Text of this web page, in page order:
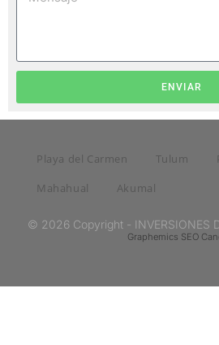
ENVIAR
Playa del Carmen Tulum
Mahahual
Akumal
© 2026 Copyright - INVERSIONES
Graphemics SEO